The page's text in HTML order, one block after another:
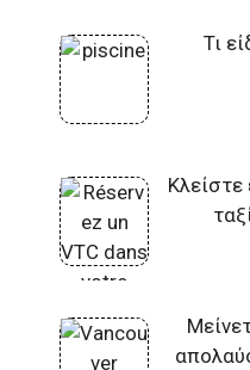
Τι
Κλείστε